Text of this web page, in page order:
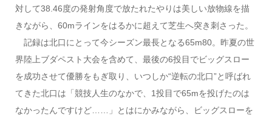
対して38.46度の発射角度で放たれたやりは美しい放物線を描
きながら、60mラインをはるかに超えて芝生へ突き刺さった。
記録は北口にとって今シーズン最長となる65m80。昨夏の世
界陸上ブダペスト大会を含めて、最後の6投目でビッグスロー
を成功させて優勝をもぎ取り、いつしか“逆転の北口”と呼ばれ
てきた北口は「競技人生のなかで、1投目で65mを投げたのは
なかったんですけど……」とはにかみながら、ビッグスローを